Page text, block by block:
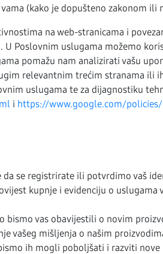
(kako je dopušteno zakonom ili
na web-stranicama i
Poslovnim uslugama možemo
pomažu nam analizirati vašu
relevantnim trećim stranama ili
uslugama te za dijagnostiku
i https://www.google.com/
se registrirate ili potvrdimo vaš
kupnje i evidenciju o
bismo vas obavijestili o novim
vašeg mišljenja o našim
ih mogli poboljšati i razviti nove